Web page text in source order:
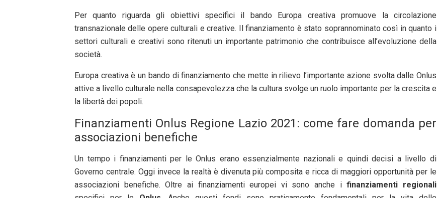
Per quanto riguarda gli obiettivi specifici il bando Europa creativa promuove la circolazione
transnazionale delle opere culturali e creative. Il finanziamento è stato soprannominato così in quanto i
settori culturali e creativi sono ritenuti un importante patrimonio che contribuisce all’evoluzione della
società.
Europa creativa è un bando di finanziamento che mette in rilievo l’importante azione svolta dalle Onlus
attive a livello culturale nella consapevolezza che la cultura svolge un ruolo importante per la crescita e
la libertà dei popoli.
Finanziamenti Onlus Regione Lazio 2021: come fare domanda per
associazioni benefiche
Un tempo i finanziamenti per le Onlus erano essenzialmente nazionali e quindi decisi a livello di
Governo centrale. Oggi invece la realtà è divenuta più composita e ricca di maggiori opportunità per le
associazioni benefiche. Oltre ai finanziamenti europei vi sono anche ifinanziamenti regionali